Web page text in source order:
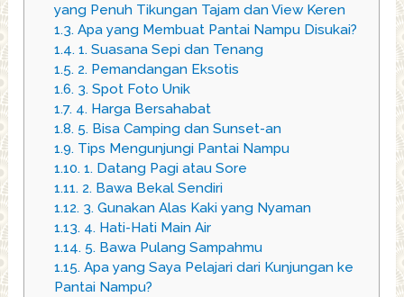
yang Penuh Tikungan Tajam dan View Keren
1.3.Apa yang Membuat Pantai Nampu Disukai?
1.4.1. Suasana Sepi dan Tenang
1.5.2. Pemandangan Eksotis
1.6.3. Spot Foto Unik
1.7.4. Harga Bersahabat
1.8.5. Bisa Camping dan Sunset-an
1.9.Tips Mengunjungi Pantai Nampu
1.10.1. Datang Pagi atau Sore
1.11.2. Bawa Bekal Sendiri
1.12.3. Gunakan Alas Kaki yang Nyaman
1.13.4. Hati-Hati Main Air
1.14.5. Bawa Pulang Sampahmu
1.15.Apa yang Saya Pelajari dari Kunjungan ke
Pantai Nampu?